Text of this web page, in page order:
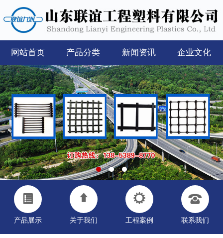
网站首页 产品分类 新闻资讯 企业文化
产品展示 关于我们 工程案例 联系我们